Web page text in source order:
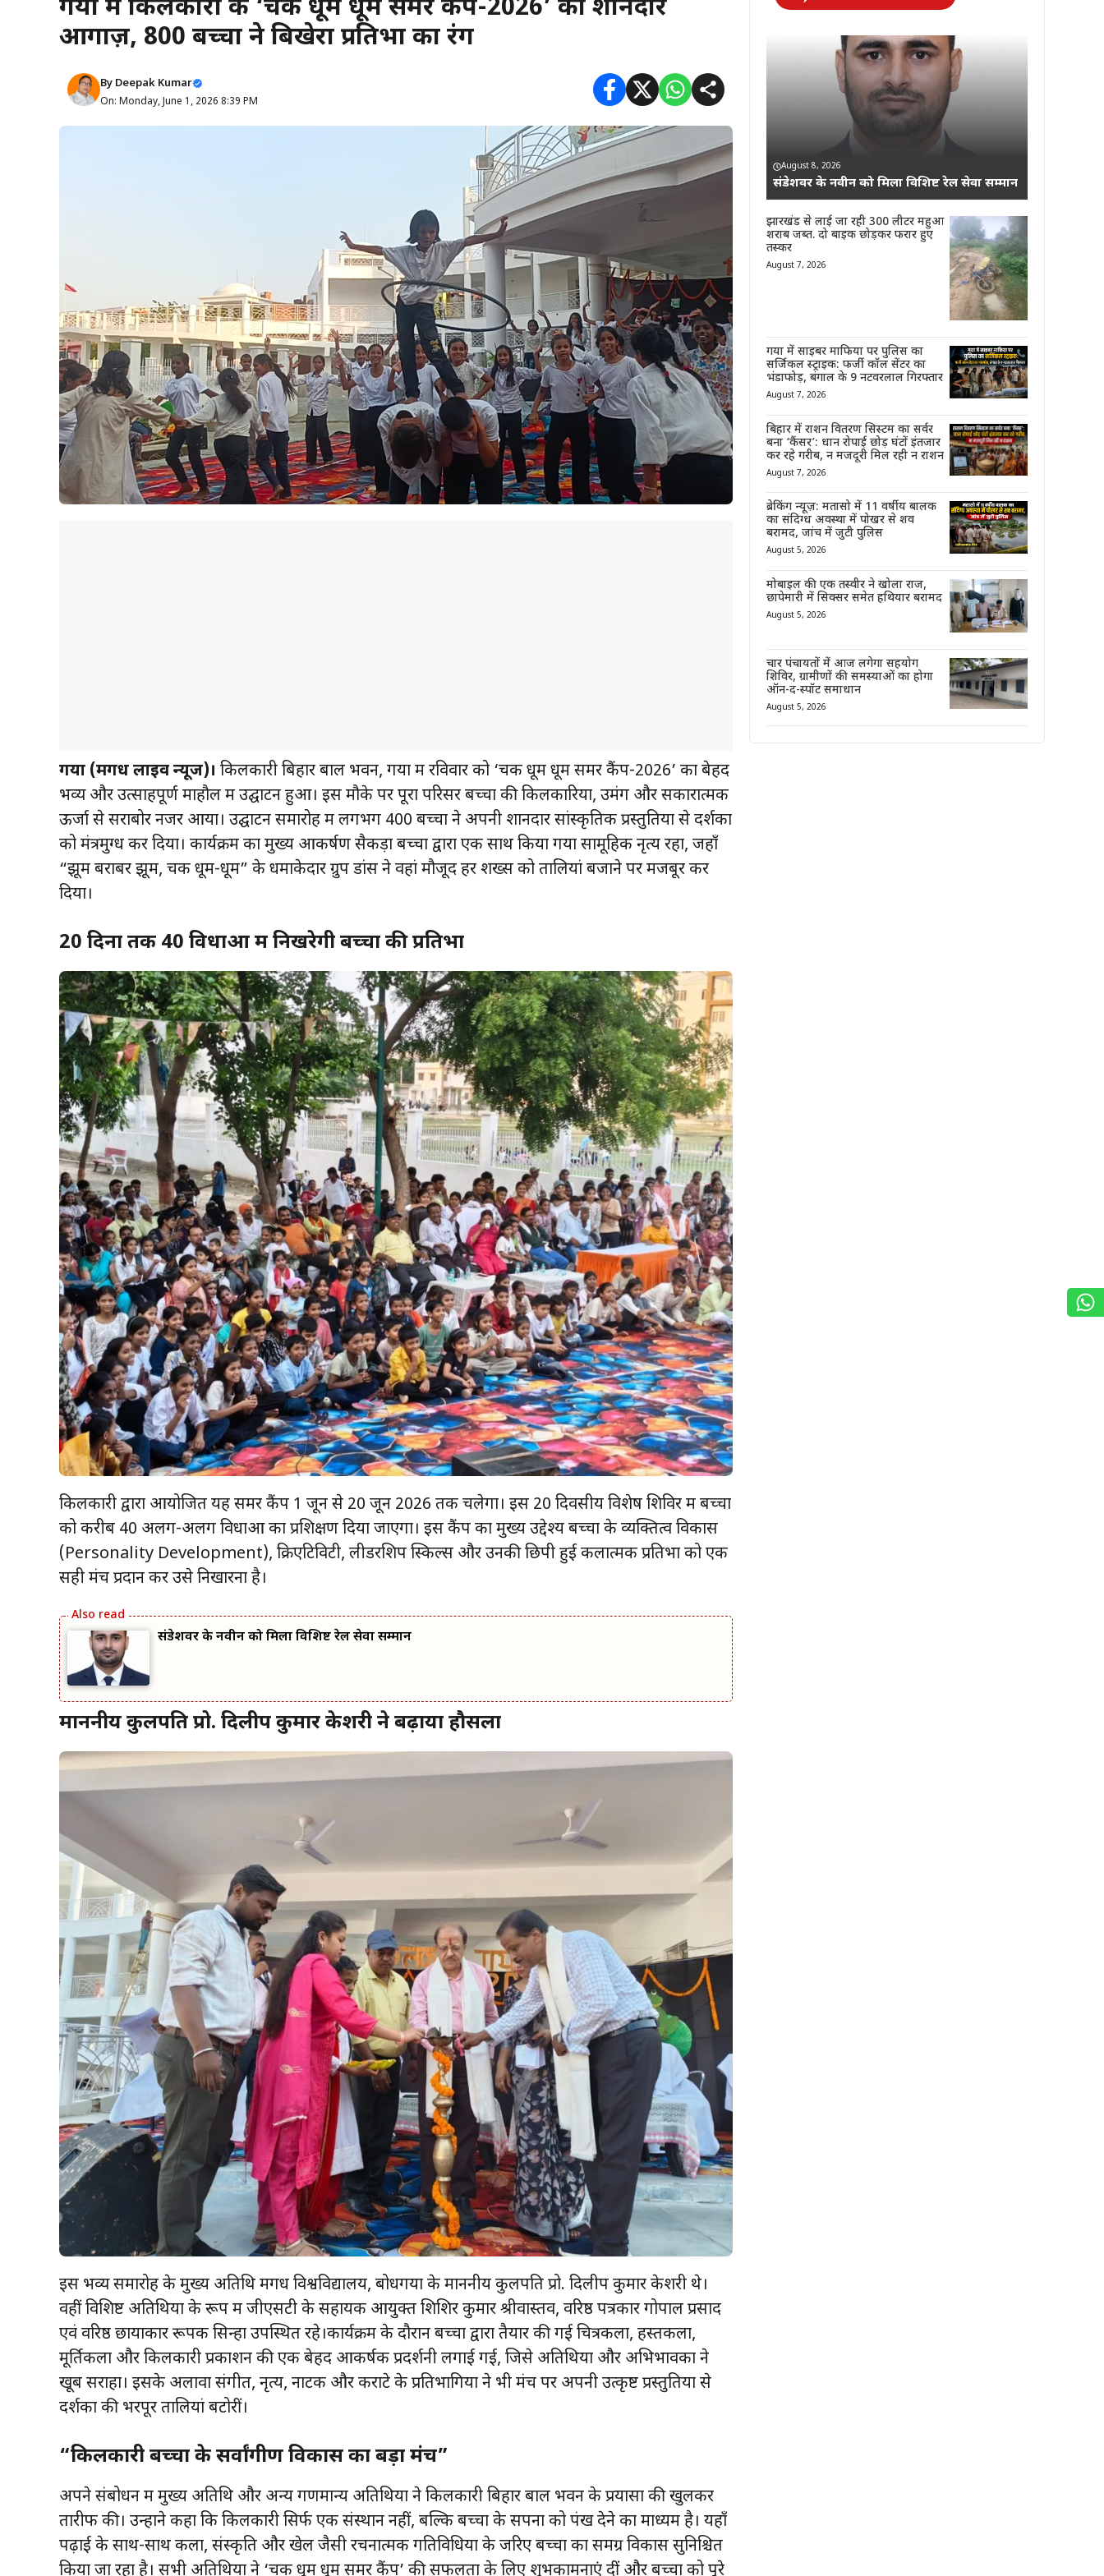
गया में किलकारी के ‘चक धूम धूम समर कैंप-2026’ का शानदार
आगाज़, 800 बच्चों ने बिखेरा प्रतिभा का रंग
By Deepak Kumar
On: Monday, June 1, 2026 8:39 PM
गया (मगध लाइव न्यूज)। किलकारी बिहार बाल भवन, गया में रविवार को ‘चक धूम धूम समर कैंप-2026’ का बेहद
भव्य और उत्साहपूर्ण माहौल में उद्घाटन हुआ। इस मौके पर पूरा परिसर बच्चों की किलकारियों, उमंग और सकारात्मक
ऊर्जा से सराबोर नजर आया। उद्घाटन समारोह में लगभग 400 बच्चों ने अपनी शानदार सांस्कृतिक प्रस्तुतियों से दर्शकों
को मंत्रमुग्ध कर दिया। कार्यक्रम का मुख्य आकर्षण सैकड़ों बच्चों द्वारा एक साथ किया गया सामूहिक नृत्य रहा, जहाँ
“झूम बराबर झूम, चक धूम-धूम” के धमाकेदार ग्रुप डांस ने वहां मौजूद हर शख्स को तालियां बजाने पर मजबूर कर
दिया।
20 दिनों तक 40 विधाओं में निखरेगी बच्चों की प्रतिभा
किलकारी द्वारा आयोजित यह समर कैंप 1 जून से 20 जून 2026 तक चलेगा। इस 20 दिवसीय विशेष शिविर में बच्चों
को करीब 40 अलग-अलग विधाओं का प्रशिक्षण दिया जाएगा। इस कैंप का मुख्य उद्देश्य बच्चों के व्यक्तित्व विकास
(Personality Development), क्रिएटिविटी, लीडरशिप स्किल्स और उनकी छिपी हुई कलात्मक प्रतिभा को एक
सही मंच प्रदान कर उसे निखारना है।
संडेशवर के नवीन को मिला विशिष्ट रेल सेवा सम्मान
माननीय कुलपति प्रो. दिलीप कुमार केशरी ने बढ़ाया हौसला
इस भव्य समारोह के मुख्य अतिथि मगध विश्वविद्यालय, बोधगया के माननीय कुलपति प्रो. दिलीप कुमार केशरी थे।
वहीं विशिष्ट अतिथियों के रूप में जीएसटी के सहायक आयुक्त शिशिर कुमार श्रीवास्तव, वरिष्ठ पत्रकार गोपाल प्रसाद
एवं वरिष्ठ छायाकार रूपक सिन्हा उपस्थित रहे।कार्यक्रम के दौरान बच्चों द्वारा तैयार की गई चित्रकला, हस्तकला,
मूर्तिकला और किलकारी प्रकाशन की एक बेहद आकर्षक प्रदर्शनी लगाई गई, जिसे अतिथियों और अभिभावकों ने
खूब सराहा। इसके अलावा संगीत, नृत्य, नाटक और कराटे के प्रतिभागियों ने भी मंच पर अपनी उत्कृष्ट प्रस्तुतियों से
दर्शकों की भरपूर तालियां बटोरीं।
“किलकारी बच्चों के सर्वांगीण विकास का बड़ा मंच”
अपने संबोधन में मुख्य अतिथि और अन्य गणमान्य अतिथियों ने किलकारी बिहार बाल भवन के प्रयासों की खुलकर
तारीफ की। उन्होंने कहा कि किलकारी सिर्फ एक संस्थान नहीं, बल्कि बच्चों के सपनों को पंख देने का माध्यम है। यहाँ
पढ़ाई के साथ-साथ कला, संस्कृति और खेल जैसी रचनात्मक गतिविधियों के जरिए बच्चों का समग्र विकास सुनिश्चित
किया जा रहा है। सभी अतिथियों ने ‘चक धूम धूम समर कैंप’ की सफलता के लिए शुभकामनाएं दीं और बच्चों को पूरे
August 8, 2026
संडेशवर के नवीन को मिला विशिष्ट रेल सेवा सम्मान
झारखंड से लाई जा रही 300 लीटर महुआ
शराब जब्त. दो बाइक छोड़कर फरार हुए
तस्कर
August 7, 2026
गया में साइबर माफिया पर पुलिस का
सर्जिकल स्ट्राइक: फर्जी कॉल सेंटर का
भंडाफोड़, बंगाल के 9 नटवरलाल गिरफ्तार
August 7, 2026
बिहार में राशन वितरण सिस्टम का सर्वर
बना ‘कैंसर’: धान रोपाई छोड़ घंटों इंतजार
कर रहे गरीब, न मजदूरी मिल रही न राशन
August 7, 2026
ब्रेकिंग न्यूज़: मतासो में 11 वर्षीय बालक
का संदिग्ध अवस्था में पोखर से शव
बरामद, जांच में जुटी पुलिस
August 5, 2026
मोबाइल की एक तस्वीर ने खोला राज,
छापेमारी में सिक्सर समेत हथियार बरामद
August 5, 2026
चार पंचायतों में आज लगेगा सहयोग
शिविर, ग्रामीणों की समस्याओं का होगा
ऑन-द-स्पॉट समाधान
August 5, 2026